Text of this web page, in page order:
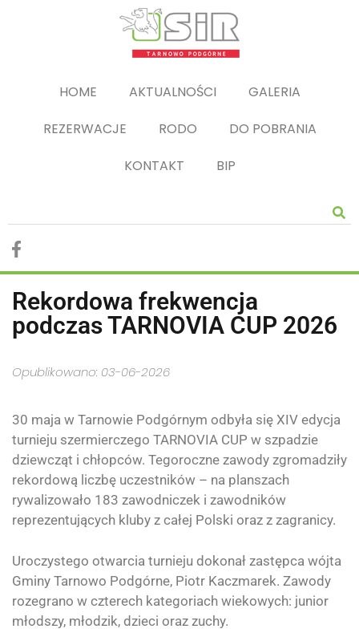
HOME AKTUALNOŚCI
GALERIA
REZERWACJE
RODO
DO POBRANIA
KONTAKT
BIP
Rekordowa frekwencja
podczas TARNOVIA CUP 2026
Opublikowano: 03-06-2026
30 maja w Tarnowie Podgórnym odbyła się XIV edycja
turnieju szermierczego TARNOVIA CUP w szpadzie
dziewcząt i chłopców. Tegoroczne zawody zgromadziły
rekordową liczbę uczestników – na planszach
rywalizowało 183 zawodniczek i zawodników
reprezentujących kluby z całej Polski oraz z zagranicy.
Uroczystego otwarcia turnieju dokonał zastępca wójta
Gminy Tarnowo Podgórne, Piotr Kaczmarek. Zawody
rozegrano w czterech kategoriach wiekowych: junior
młodszy, młodzik, dzieci oraz zuchy.